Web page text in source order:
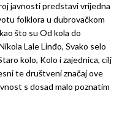
javnosti predstavi vrijedna
folklora u dubrovačkom
što su Od kola do
Lale Linđo, Svako selo
kolo, Kolo i zajednica, cilj
te društveni značaj ove
s dosad malo poznatim